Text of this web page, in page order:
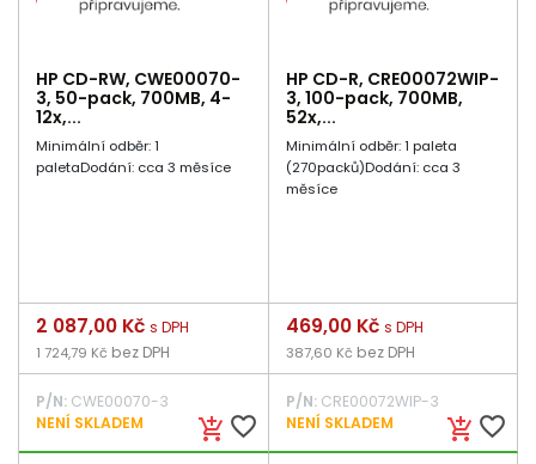
HP CD-RW, CWE00070-
3, 50-pack, 700MB, 4-
12x,...
Minimální odběr: 1
paletaDodání: cca 3 měsíce
add_shopping_cart favorite_border
Cena
2 087,00 Kč s DPH
1 724,79 Kč bez DPH
P/N: CWE00070-3
NENÍ SKLADEM
HP CD-R, CRE00072WIP-
3, 100-pack, 700MB,
52x,...
Minimální odběr: 1 paleta
(270packů)Dodání: cca 3
měsíce
add_shopping_cart favorite_border
Cena
469,00 Kč s DPH
387,60 Kč bez DPH
P/N:CRE00072WIP-3
NENÍ SKLADEM